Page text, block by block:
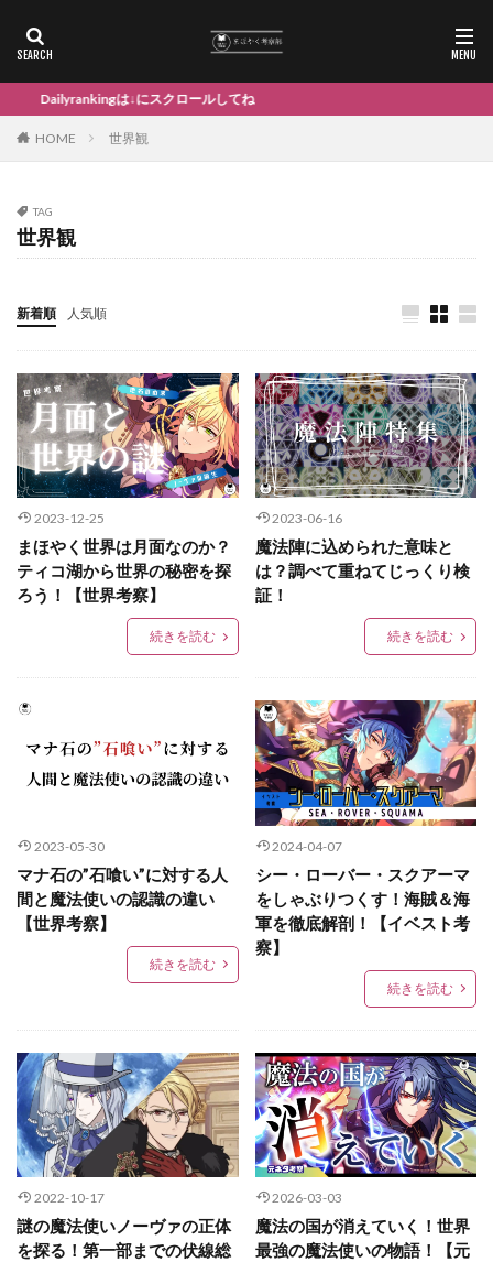
は↓にスクロールしてね
HOME 世界観
TAG
世界観
新着順 人気順
2023-12-25
まほやく世界は月面なのか？
ティコ湖から世界の秘密を探
ろう！【世界考察】
続きを読む
2023-06-16
魔法陣に込められた意味と
は？調べて重ねてじっくり検
証！
続きを読む
2023-05-30
マナ石の”石喰い”に対する人
間と魔法使いの認識の違い
【世界考察】
続きを読む
2024-04-07
シー・ローバー・スクアーマ
をしゃぶりつくす！海賊＆海
軍を徹底解剖！【イベスト考
察】
続きを読む
2022-10-17
謎の魔法使いノーヴァの正体
を探る！第一部までの伏線総
2026-03-03
魔法の国が消えていく！世界
最強の魔法使いの物語！【元